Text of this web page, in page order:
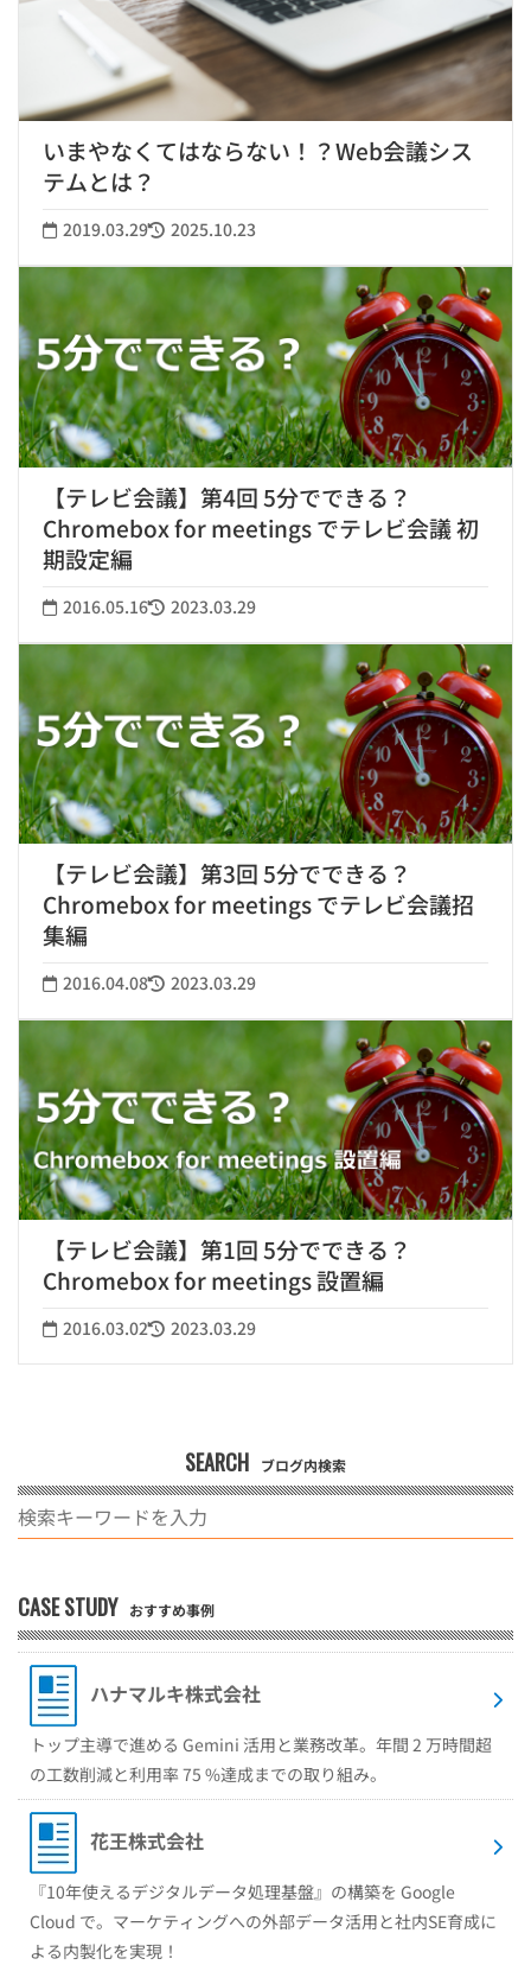
いまやなくてはならない！？Web会議シス
テムとは？
2019.03.29 2025.10.23
【テレビ会議】第4回 5分でできる？
Chromebox for meetings でテレビ会議 初
期設定編
2016.05.16 2023.03.29
【テレビ会議】第3回 5分でできる？
Chromebox for meetings でテレビ会議招
集編
2016.04.08 2023.03.29
【テレビ会議】第1回 5分でできる？
Chromebox for meetings 設置編
2016.03.02 2023.03.29
SEARCH ブログ内検索
CASE STUDY おすすめ事例
ハナマルキ株式会社
トップ主導で進める Gemini 活用と業務改革。年間 2 万時間超
の工数削減と利用率 75 %達成までの取り組み。
花王株式会社
『10年使えるデジタルデータ処理基盤』の構築を Google
Cloud で。マーケティングへの外部データ活用と社内SE育成に
よる内製化を実現！